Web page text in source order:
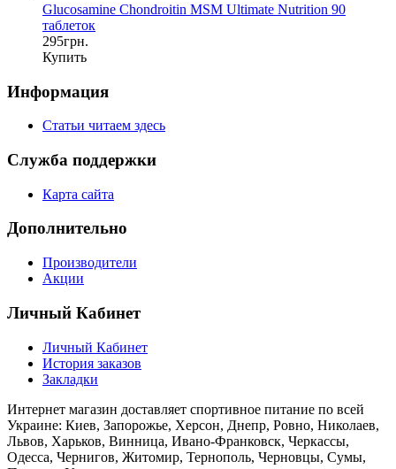
Glucosamine Chondroitin MSM Ultimate Nutrition 90
таблеток
295грн.
Купить
Информация
Статьи читаем здесь
Служба поддержки
Карта сайта
Дополнительно
Производители
Акции
Личный Кабинет
Личный Кабинет
История заказов
Закладки
Интернет магазин доставляет спортивное питание по всей
Украине: Киев, Запорожье, Херсон, Днепр, Ровно, Николаев,
Львов, Харьков, Винница, Ивано-Франковск, Черкассы,
Одесса, Чернигов, Житомир, Тернополь, Черновцы, Сумы,